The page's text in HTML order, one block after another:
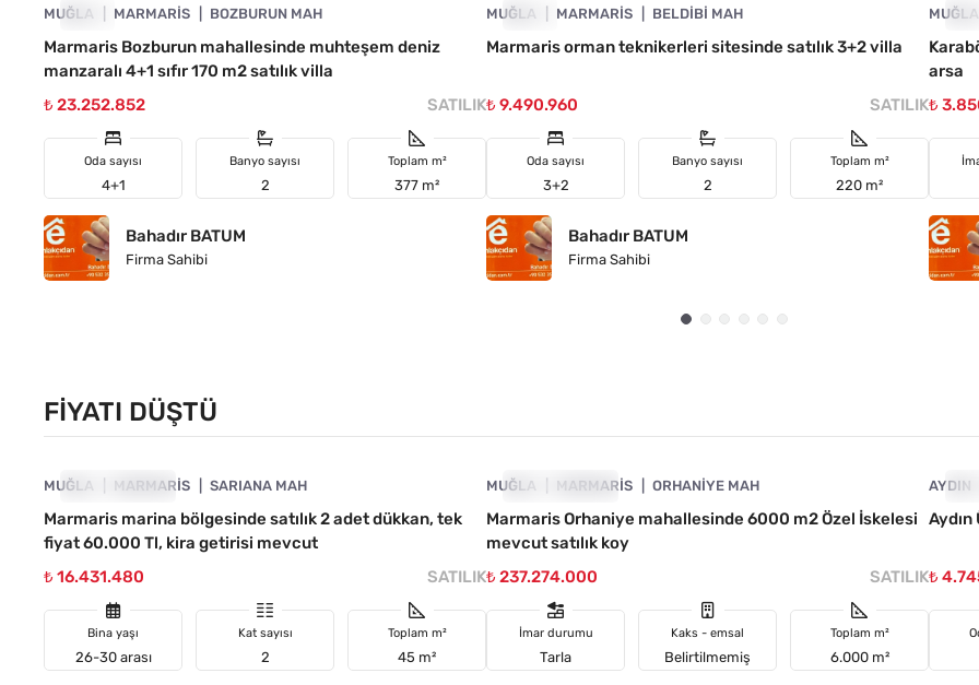
ACIL
MUĞLA MARMARIS BOZBURUN MAH
Marmaris Bozburun mahallesinde muhteşem deniz
manzaralı 4+1 sıfır 170 m2 satılık villa
₺ 23.252.852
SATILIK
Oda sayısı
4+1
Banyo sayısı
2
Toplam m²
377 m²
Bahadır BATUM
Firma Sahibi
ACIL
MUĞLA MARMARIS BELDIBI MAH
Marmaris orman teknikerleri sitesinde satılık 3+2 villa
₺ 9.490.960 SATILIK
Oda sayısı
3+2
Banyo sayısı
2
Toplam m²
220 m²
Bahadır BATUM
Firma Sahibi
MUĞLA
arsa
₺
FIYATI DÜŞTÜ
FIYATI DÜŞTÜ
MUĞLA MARMARIS SARIANA MAH
Marmaris marina bölgesinde satılık 2 adet dükkan, tek
fiyat 60.000 Tl, kira getirisi mevcut
₺ 16.431.480
SATILIK
Bina yaşı
26-30 arası
Kat sayısı
2
Toplam m²
45 m²
FIYATI DÜŞTÜ
MUĞLA MARMARIS ORHANIYE MAH
Marmaris Orhaniye mahallesinde 6000 m2 Özel İskelesi
mevcut satılık koy
₺ 237.274.000
SATILIK
İmar durumu
Tarla
Kaks - emsal
Belirtilmemiş
Toplam m²
6.000 m²
AYDIN
₺